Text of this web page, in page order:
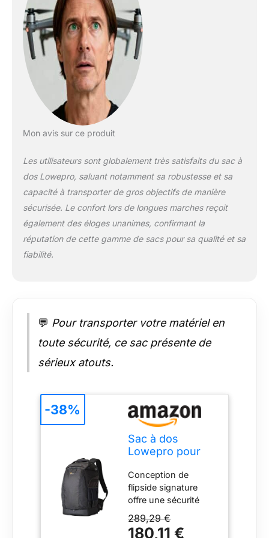
sac à dos - noir :
Dimensions
intérieures L 30cm x
W 19cm x H 48cm
Mon avis sur ce produit
Les utilisateurs sont globalement très satisfaits du sac à
dos Lowepro, saluant notamment sa robustesse et sa
capacité à transporter de gros objectifs de manière
sécurisée. Le confort lors de longues marches reçoit
également des éloges unanimes, confirmant la
réputation de cette gamme de sacs pour sa qualité et sa
fiabilité.
💬 Pour transporter votre matériel en
toute sécurité, ce sac présente de
sérieux atouts.
Sac à dos
Lowepro pour
Conception de
flipside signature
offre une sécurité
accrue grâce à côté
du corps points
289,29 €
180,11 €
-38%